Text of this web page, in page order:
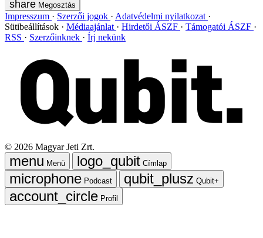
Megosztás
Impresszum Szerzői jogok
Adatvédelmi nyilatkozat
Sütibeállítások
Médiaajánlat Hirdetői ÁSZF
Támogatói ÁSZF
RSS
Szerzőinknek Írj nekünk
© 2026 Magyar Jeti Zrt.
Menü
Címlap
Podcast
Qubit+
Profil